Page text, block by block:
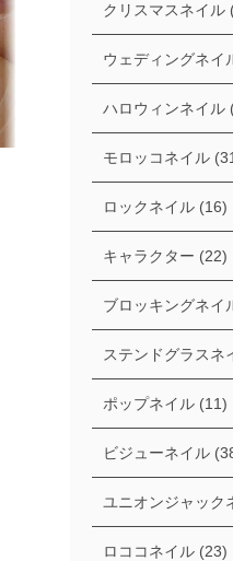
クリスマスネイル
ウェディングネイ
ハロウィンネイル
モロッコネイル
ロックネイル (16)
キャラクター (22)
ブロッキングネイ
ステンドグラスネ
ポップネイル (11)
ビジューネイル
ユニオンジャック
ロココネイル (23)